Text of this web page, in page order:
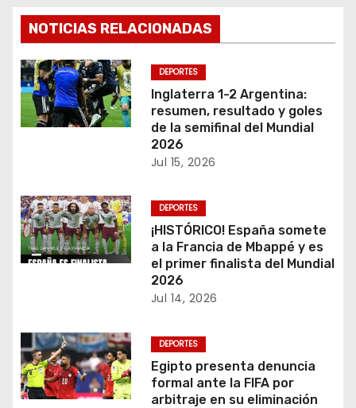
a
c
i
ó
d
e
e
t
r
a
NOTICIAS RELACIONADAS
DEPORTES
Inglaterra 1-2 Argentina:
resumen, resultado y goles
de la semifinal del Mundial
2026
Jul 15, 2026
DEPORTES
¡HISTÓRICO! España somete
a la Francia de Mbappé y es
el primer finalista del Mundial
2026
Jul 14, 2026
DEPORTES
Egipto presenta denuncia
formal ante la FIFA por
arbitraje en su eliminación